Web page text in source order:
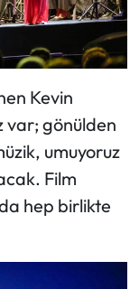
Kevin
var; gönülden
umuyoruz
Film
hep birlikte